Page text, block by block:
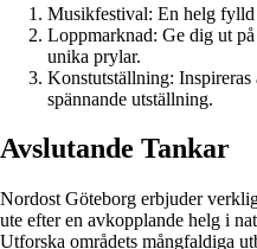
Musikfestival: En helg
Loppmarknad: Ge dig ut
unika prylar.
Konstutställning: Inspireras
spännande utställning.
Avslutande Tankar
Nordost Göteborg erbjuder
ute efter en avkopplande helg i
Utforska områdets mångfaldiga